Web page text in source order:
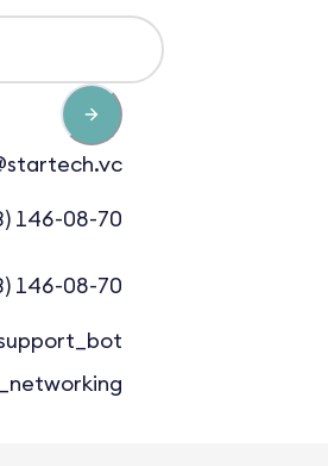
146-08-70
146-08-70